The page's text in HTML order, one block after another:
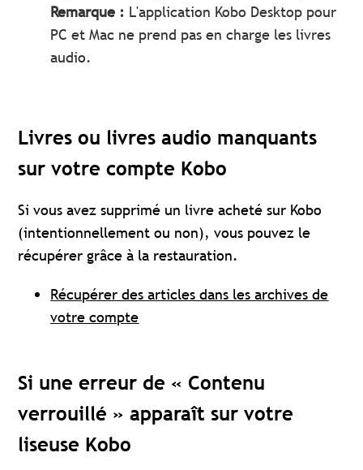
Remarque : L'application Kobo Desktop pour
PC et Mac ne prend pas en charge les livres
audio.
Livres ou livres audio manquants
sur votre compte Kobo
Si vous avez supprimé un livre acheté sur Kobo
(intentionnellement ou non), vous pouvez le
récupérer grâce à la restauration.
Récupérer des articles dans les archives de
votre compte
Si une erreur de « Contenu
verrouillé » apparaît sur votre
liseuse Kobo